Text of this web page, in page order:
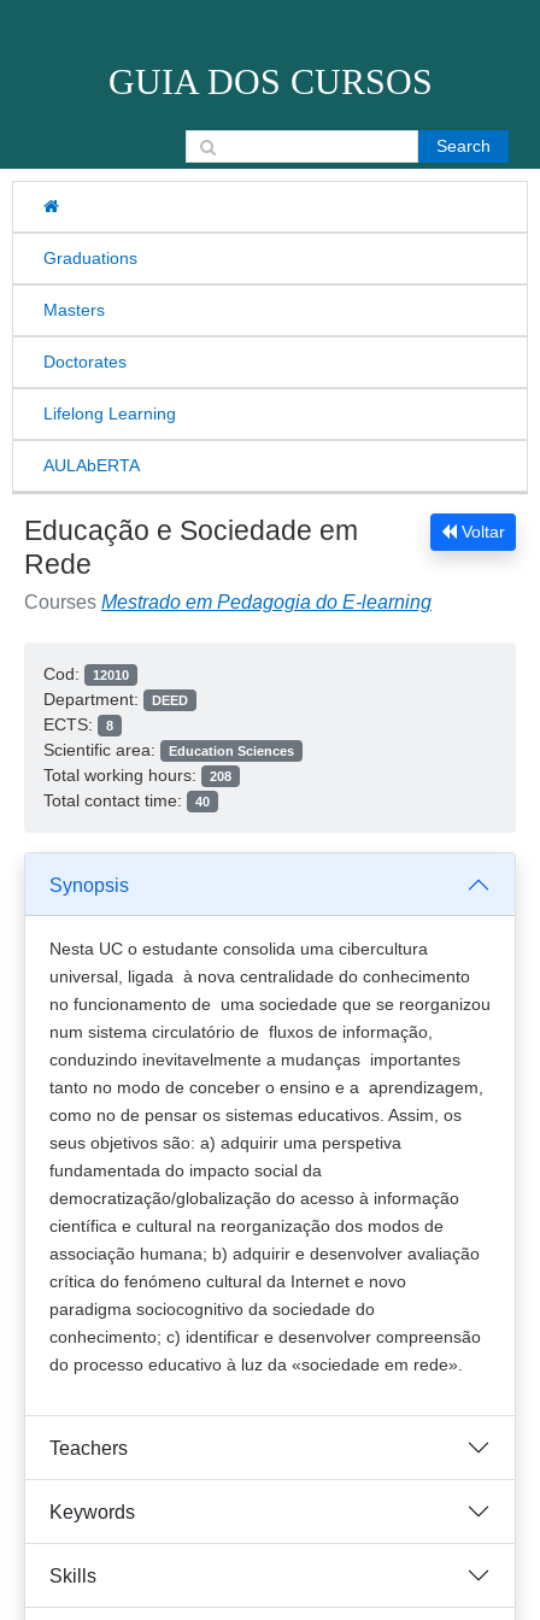
GUIA DOS CURSOS
Graduations
Masters
Doctorates
Lifelong Learning
AULAbERTA
Search for:
Voltar
Educação e Sociedade em
Rede
Courses Mestrado em Pedagogia do E-learning
Cod: 12010
Department: DEED
ECTS: 8
Scientific area: Education Sciences
Total working hours: 208
Total contact time: 40
Synopsis
Nesta UC o estudante consolida uma cibercultura
universal, ligada à nova centralidade do conhecimento
no funcionamento de uma sociedade que se reorganizou
num sistema circulatório de fluxos de informação,
conduzindo inevitavelmente a mudanças importantes
tanto no modo de conceber o ensino e a aprendizagem,
como no de pensar os sistemas educativos. Assim, os
seus objetivos são: a) adquirir uma perspetiva
fundamentada do impacto social da
democratização/globalização do acesso à informação
científica e cultural na reorganização dos modos de
associação humana; b) adquirir e desenvolver avaliação
crítica do fenómeno cultural da Internet e novo
paradigma sociocognitivo da sociedade do
conhecimento; c) identificar e desenvolver compreensão
do processo educativo à luz da «sociedade em rede».
Teachers
Keywords
Skills